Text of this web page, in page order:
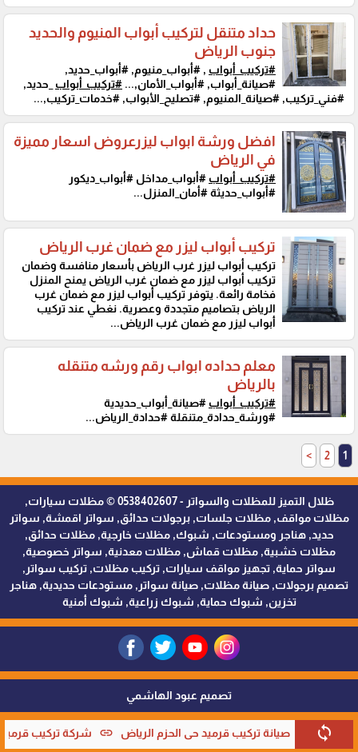
اتصل الآن
sync صيانة تركيب قرميد حي الحزم الرياض link شركة تركيب قرميد
حداد متنقل لتركيب أبواب المنيوم والحديد
جنوب الرياض
#تركيب_أبواب , #أبواب_منيوم, #أبواب_حديد,
#صيانة_أبواب, #أبواب_الأمان,... #تركيب_أبواب _حديد,
#فني_تركيب, #صيانة_المنيوم, #تصليح_الأبواب, #خدمات_تركيب,...
افضل ورشة ابواب ليزرعروض اسعار مميزة
في الرياض
#تركيب_أبواب #أبواب_مداخل #أبواب_ديكور
#أبواب_حديثة #أمان_المنزل...
تركيب أبواب ليزر مع ضمان غرب الرياض
تركيب أبواب ليزر غرب الرياض بأسعار منافسة وضمان
تركيب أبواب ليزر مع ضمان غرب الرياض يمنح المنزل
فخامة رائعة. يتوفر تركيب أبواب ليزر مع ضمان غرب
الرياض بتصاميم متجددة وعصرية. نغطي عند تركيب
أبواب ليزر مع ضمان غرب الرياض...
معلم حداده ابواب رقم ورشه متنقله
بالرياض
#تركيب_أبواب #صيانة_أبواب_حديدية
#ورشة_حدادة_متنقلة #حدادة_الرياض...
1
2
>
ظلال التميز للمظلات والسواتر - 0538402607 © مظلات سيارات,
مظلات مواقف, مظلات جلسات, برجولات حدائق, سواتر اقمشة, سواتر
حديد, هناجر ومستودعات, شبوك, مظلات خارجية, مظلات حدائق,
مظلات خشبية, مظلات قماش, مظلات معدنية, سواتر خصوصية,
سواتر حماية, تجهيز مواقف سيارات, تركيب مظلات, تركيب سواتر,
تصميم برجولات, صيانة مظلات, صيانة سواتر, مستودعات حديدية, هناجر
تخزين, شبوك حماية, شبوك زراعية, شبوك أمنية
تصميم عبود الهاشمي